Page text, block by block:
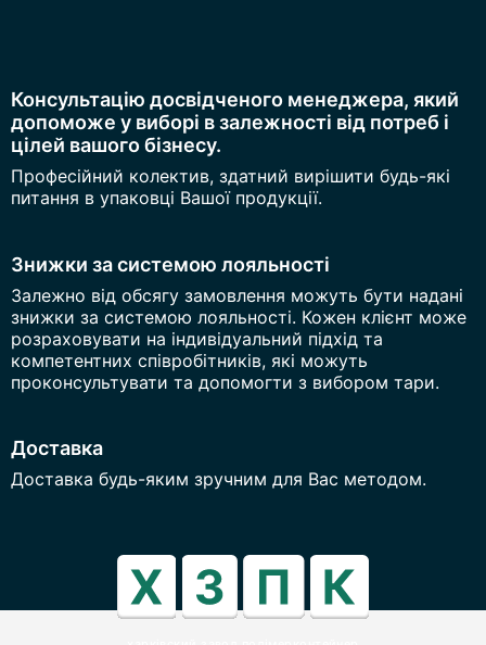
Консультацію досвідченого менеджера, який
допоможе у виборі в залежності від потреб і
цілей вашого бізнесу.
Професійний колектив, здатний вирішити будь-які
питання в упаковці Вашої продукції.
Знижки за системою лояльності
Залежно від обсягу замовлення можуть бути надані
знижки за системою лояльності. Кожен клієнт може
розраховувати на індивідуальний підхід та
компетентних співробітників, які можуть
проконсультувати та допомогти з вибором тари.
Доставка
Доставка будь-яким зручним для Вас методом.